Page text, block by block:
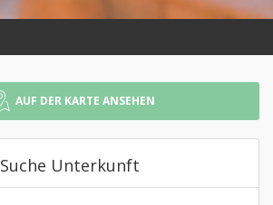
AUF DER KARTE ANSEHEN
Suche Unterkunft